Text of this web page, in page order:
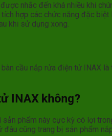
nhắc đến khá nhiều khi
hợp các chức năng đặc
khi sử dụng xong.
cầu nắp rửa điện tử INAX
INAX không?
phẩm này cực kỳ có lợi
đâu cũng trang bị sản phẩm